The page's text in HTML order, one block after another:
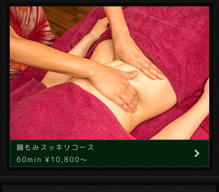
腸もみスッキリコース
60min ¥10,800～